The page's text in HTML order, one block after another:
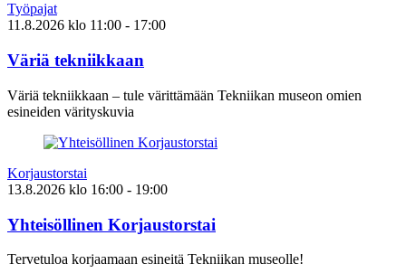
Työpajat
11.8.2026 klo 11:00 - 17:00
Väriä tekniikkaan
Väriä tekniikkaan – tule värittämään Tekniikan museon omien
esineiden värityskuvia
Korjaustorstai
13.8.2026 klo 16:00 - 19:00
Yhteisöllinen Korjaustorstai
Tervetuloa korjaamaan esineitä Tekniikan museolle!